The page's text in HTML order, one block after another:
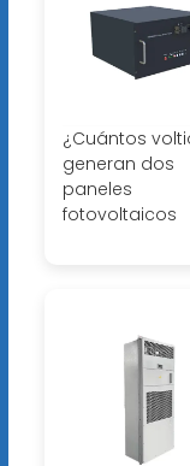
¿Cuántos
generan dos
paneles
fotovoltaicos